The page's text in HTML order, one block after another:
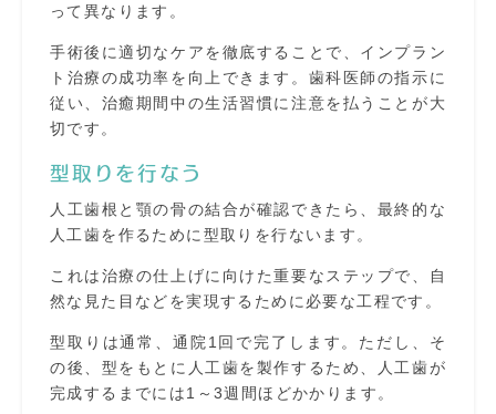
って異なります。
手術後に適切なケアを徹底することで、インプラン
ト治療の成功率を向上できます。歯科医師の指示に
従い、治癒期間中の生活習慣に注意を払うことが大
切です。
型取りを行なう
人工歯根と顎の骨の結合が確認できたら、最終的な
人工歯を作るために型取りを行ないます。
これは治療の仕上げに向けた重要なステップで、自
然な見た目などを実現するために必要な工程です。
型取りは通常、通院1回で完了します。ただし、そ
の後、型をもとに人工歯を製作するため、人工歯が
完成するまでには1～3週間ほどかかります。